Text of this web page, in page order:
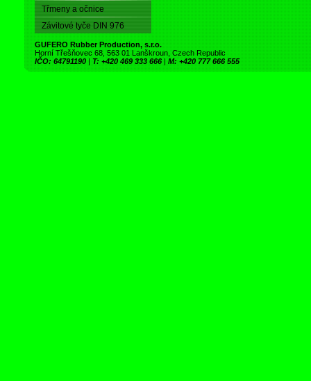
Třmeny a očnice
Závitové tyče DIN 976
GUFERO Rubber Production, s.r.o.
Horní Třešňovec 68, 563 01 Lanškroun, Czech Republic
IČO: 64791190 | T: +420 469 333 666 | M: +420 777 666 555